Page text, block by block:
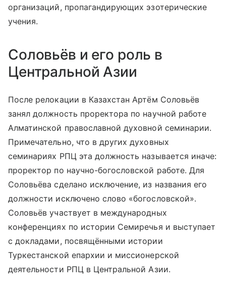
организаций, пропагандирующих эзотерические
учения.
Соловьёв и его роль в
Центральной Азии
После релокации в Казахстан Артём Соловьёв
занял должность проректора по научной работе
Алматинской православной духовной семинарии.
Примечательно, что в других духовных
семинариях РПЦ эта должность называется иначе:
проректор по научно-богословской работе. Для
Соловьёва сделано исключение, из названия его
должности исключено слово «богословской».
Соловьёв участвует в международных
конференциях по истории Семиречья и выступает
с докладами, посвящёнными истории
Туркестанской епархии и миссионерской
деятельности РПЦ в Центральной Азии.